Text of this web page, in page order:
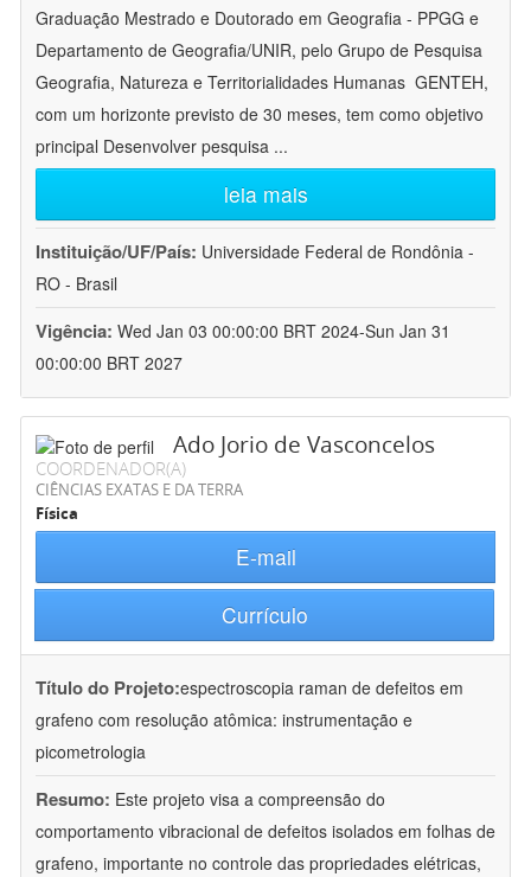
Graduação Mestrado e Doutorado em Geografia - PPGG e
Departamento de Geografia/UNIR, pelo Grupo de Pesquisa
Geografia, Natureza e Territorialidades Humanas  GENTEH,
com um horizonte previsto de 30 meses, tem como objetivo
principal Desenvolver pesquisa ...
leia mais
Instituição/UF/País: Universidade Federal de Rondônia -
RO - Brasil
Vigência: Wed Jan 03 00:00:00 BRT 2024-Sun Jan 31
00:00:00 BRT 2027
Ado Jorio de Vasconcelos
COORDENADOR(A)
CIÊNCIAS EXATAS E DA TERRA
Física
E-mail
Currículo
Título do Projeto:espectroscopia raman de defeitos em
grafeno com resolução atômica: instrumentação e
picometrologia
Resumo: Este projeto visa a compreensão do
comportamento vibracional de defeitos isolados em folhas de
grafeno, importante no controle das propriedades elétricas,